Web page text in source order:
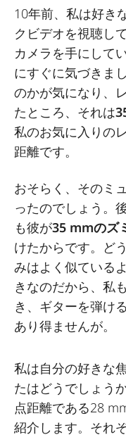
10年前、私は好き
クビデオを視聴し
カメラを手にして
にすぐに気づきま
のかが気になり、
たところ、それは
私のお気に入りの
距離です。
おそらく、そのミ
ったのでしょう。
も彼が35 mmのズ
けたからです。ど
みはよく似ている
きなのだから、私
き、ギターを弾け
あり得ませんが。
私は自分の好きな
たはどうでしょう
点距離である28
紹介します。それ